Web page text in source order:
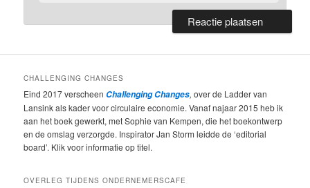
CHALLENGING CHANGES
Eind 2017 verscheen Challenging Changes, over de Ladder van
Lansink als kader voor circulaire economie. Vanaf najaar 2015 heb ik
aan het boek gewerkt, met Sophie van Kempen, die het boekontwerp
en de omslag verzorgde. Inspirator Jan Storm leidde de ‘editorial
board’. Klik voor informatie op titel.
OVERLEG TIJDENS ONDERNEMERSCAFE